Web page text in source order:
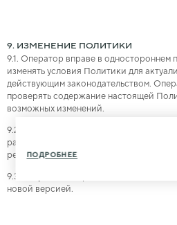
ПОДРОБНЕЕ
9. ИЗМЕНЕНИЕ ПОЛИТИКИ
9.1. Оператор вправе в одностороннем
изменять условия Политики для
действующим законодательством.
проверять содержание настоящей
возможных изменений.
9.2. Новая редакция Политики вступает
размещения на Сайте Оператора, если
редакцией Политики.
9.3. Актуальная версия Политики
новой версией.